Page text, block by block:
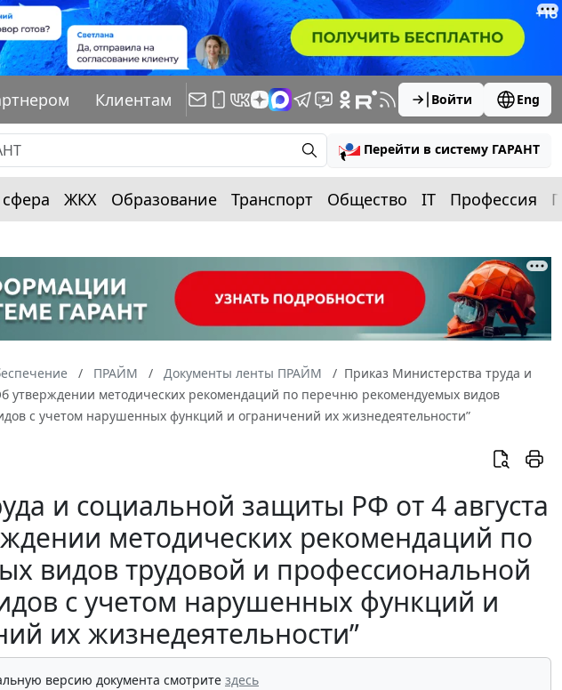
Клиентам Войти Eng
Перейти в систему ГАРАНТ
ЖКХ Образование Транспорт Общество IT Профессия
ПРАЙМ Документы ленты ПРАЙМ
Приказ Министерства труда и
утверждении методических рекомендаций по перечню рекомендуемых видов
с учетом нарушенных функций и ограничений их жизнедеятельности”
и социальной защиты РФ от 4 августа
методических рекомендаций по
видов трудовой и профессиональной
с учетом нарушенных функций и
их жизнедеятельности”
версию документа смотрите здесь